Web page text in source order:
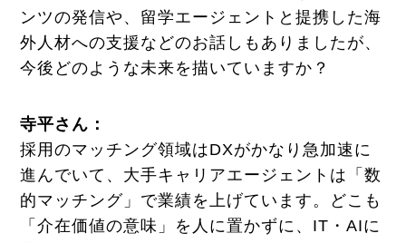
ンツの発信や、留学エージェントと提携した海
外人材への支援などのお話しもありましたが、
今後どのような未来を描いていますか？
寺平さん：
採用のマッチング領域はDXがかなり急加速に
進んでいて、大手キャリアエージェントは「数
的マッチング」で業績を上げています。どこも
「介在価値の意味」を人に置かずに、IT・AIに